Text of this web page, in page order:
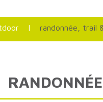
Services
| randonnée, trail